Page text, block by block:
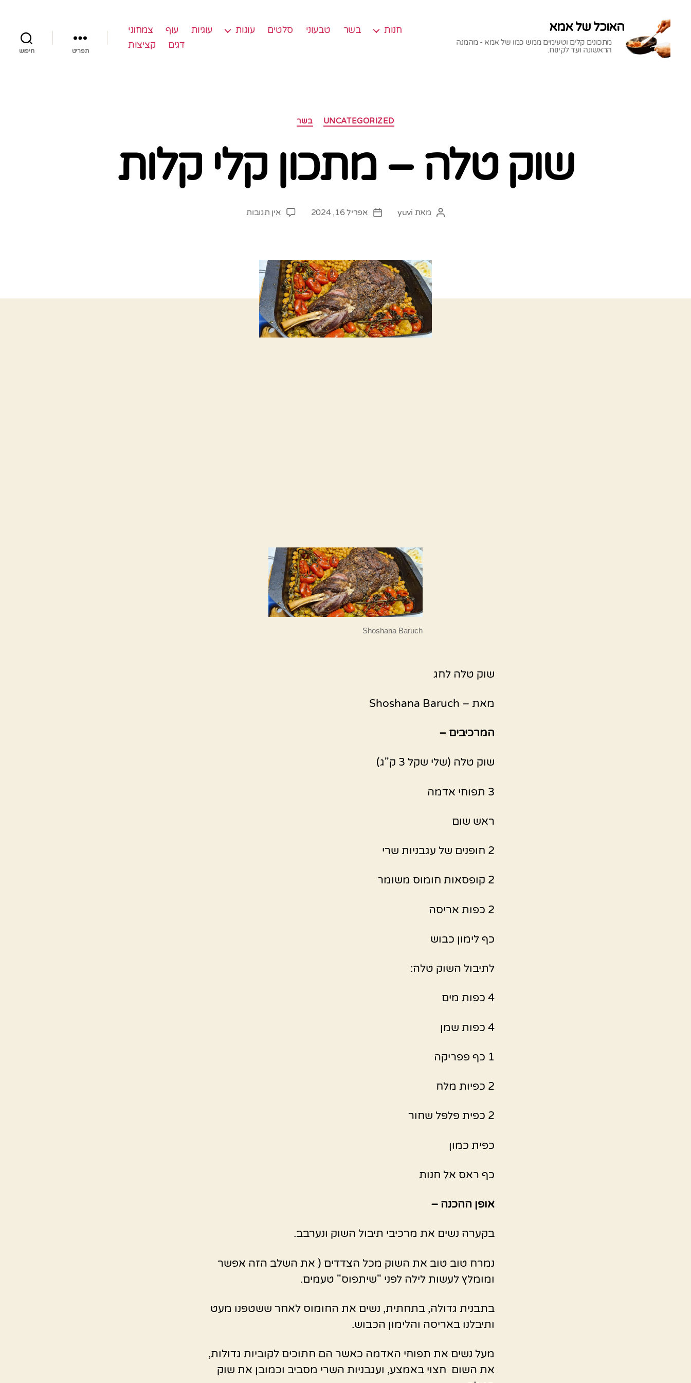
האוכל של אמא
מתכונים קלים וטעימים ממש כמו של אמא - מהמנה
הראשונה ועד לקינוח.
חנות בשר טבעוני סלטים עוגות עוגיות עוף
צמחוני
דגים
קציצות
תפריט חיפוש
קטגוריות
UNCATEGORIZED בשר
שוק טלה – מתכון קלי קלות
המחבר
מאת yuvi
תאריךאפריל 16, 2024 אין תגובותעל
Shoshana Baruch
שוק טלה לחג
מאת – Shoshana Baruch
המרכיבים –
שוק טלה (שלי שקל 3 ק"ג)
3 תפוחי אדמה
ראש שום
2 חופנים של עגבניות שרי
2 קופסאות חומוס משומר
2 כפות אריסה
כף לימון כבוש
לתיבול השוק טלה:
4 כפות מים
4 כפות שמן
1 כף פפריקה
2 כפיות מלח
2 כפית פלפל שחור
כפית כמון
כף ראס אל חנות
אופן ההכנה –
בקערה נשים את מרכיבי תיבול השוק ונערבב.
נמרח טוב טוב את השוק מכל הצדדים ( את השלב הזה אפשר
ומומלץ לעשות לילה לפני "שיתפוס" טעמים.
בתבנית גדולה, בתחתית, נשים את החומוס לאחר ששטפנו מעט
ותיבלנו באריסה והלימון הכבוש.
מעל נשים את תפוחי האדמה כאשר הם חתוכים לקוביות גדולות,
את השום חצוי באמצע, ועגבניות השרי מסביב וכמובן את שוק